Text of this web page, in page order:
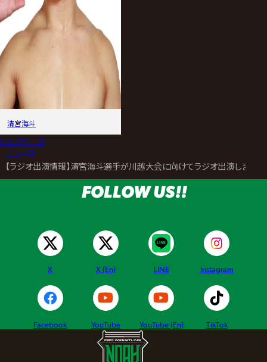
清宮海斗
トップページ
ニュース
【ラジオ出演情報】清宮海斗選手が川越大会に向けてラジオ出演します
FOLLOW US!!
X X (En) LINE Instagram
Facebook YouTube YouTube (En) TikTok